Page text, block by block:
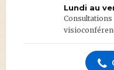
Lundi au
Consultations